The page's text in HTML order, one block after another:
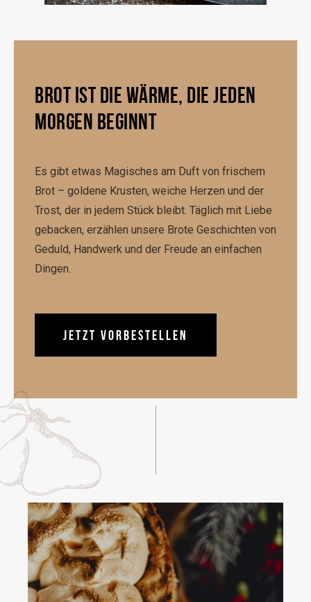
BROT IST DIE WÄRME, DIE JEDEN
MORGEN BEGINNT
Es gibt etwas Magisches am Duft von frischem
Brot – goldene Krusten, weiche Herzen und der
Trost, der in jedem Stück bleibt. Täglich mit Liebe
gebacken, erzählen unsere Brote Geschichten von
Geduld, Handwerk und der Freude an einfachen
Dingen.
JETZT VORBESTELLEN